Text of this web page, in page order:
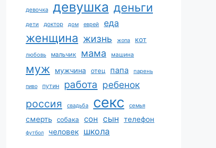
девочка девушка деньги
дети доктор дом еврей еда
женщина жизнь жопа кот
любовь мальчик мама машина
муж мужчина отец папа парень
пиво путин работа ребенок
россия свадьба секс семья
смерть собака сон сын телефон
футбол человек школа